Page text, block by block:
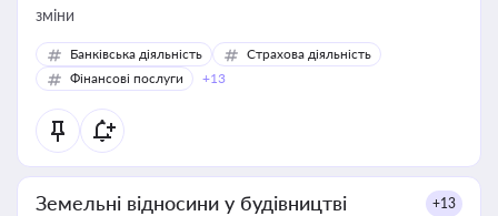
зміни
Банківська діяльність
Страхова діяльність
Фінансові послуги
+13
Земельні відносини у будівництві +13